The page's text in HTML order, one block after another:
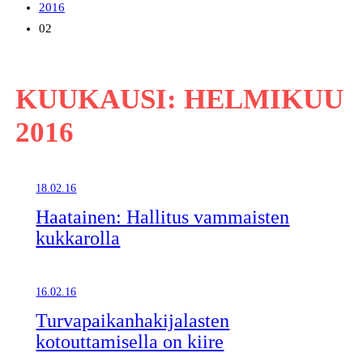
2016
02
KUUKAUSI: HELMIKUU
2016
18.02.16
Haatainen: Hallitus vammaisten
kukkarolla
16.02.16
Turvapaikanhakijalasten
kotouttamisella on kiire